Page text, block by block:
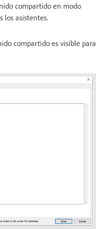
compartido en modo
los asistentes.
compartido es visible para